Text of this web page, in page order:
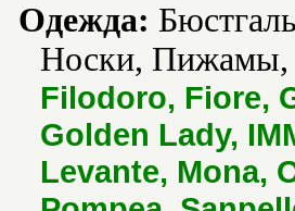
Одежда:
Носки,
Filodoro, Fiore,
Golden Lady,
Levante, Mona,